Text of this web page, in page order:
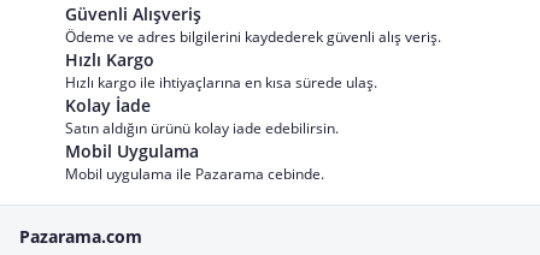
Güvenli Alışveriş
Ödeme ve adres bilgilerini kaydederek güvenli alış veriş.
Hızlı Kargo
Hızlı kargo ile ihtiyaçlarına en kısa sürede ulaş.
Kolay İade
Satın aldığın ürünü kolay iade edebilirsin.
Mobil Uygulama
Mobil uygulama ile Pazarama cebinde.
Pazarama.com